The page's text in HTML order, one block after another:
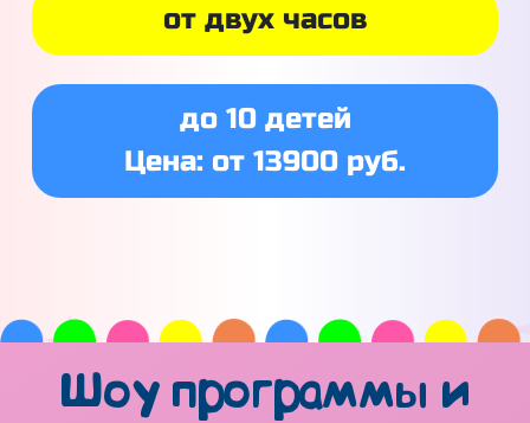
от двух часов
до 10 детей
Цена: от 13900 руб.
Шоу программы и